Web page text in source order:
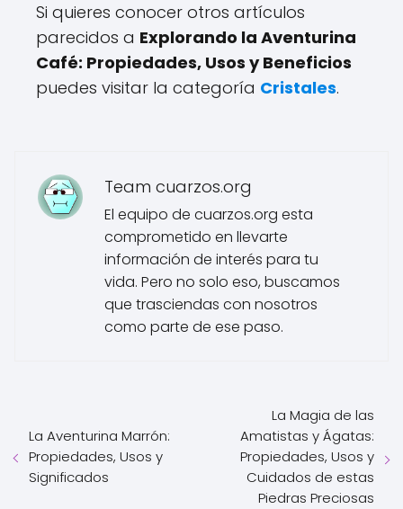
Si quieres conocer otros artículos
parecidos a Explorando la Aventurina
Café: Propiedades, Usos y Beneficios
puedes visitar la categoría Cristales.
Team cuarzos.org
El equipo de cuarzos.org esta
comprometido en llevarte
información de interés para tu
vida. Pero no solo eso, buscamos
que trasciendas con nosotros
como parte de ese paso.
La Aventurina Marrón:
Propiedades, Usos y
Significados
La Magia de las
Amatistas y Ágatas:
Propiedades, Usos y
Cuidados de estas
Piedras Preciosas